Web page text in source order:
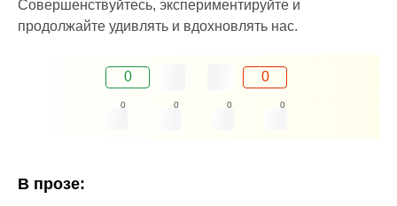
Совершенствуйтесь, экспериментируйте и
продолжайте удивлять и вдохновлять нас.
0 0
0 0 0 0
В прозе: